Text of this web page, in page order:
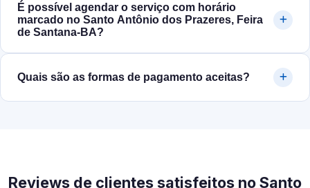
É possível agendar o serviço com horário
marcado no Santo Antônio dos Prazeres, Feira
de Santana‑BA?
Quais são as formas de pagamento aceitas?
Reviews de clientes satisfeitos no Santo